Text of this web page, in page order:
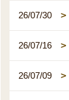
26/07/30
26/07/16
26/07/09